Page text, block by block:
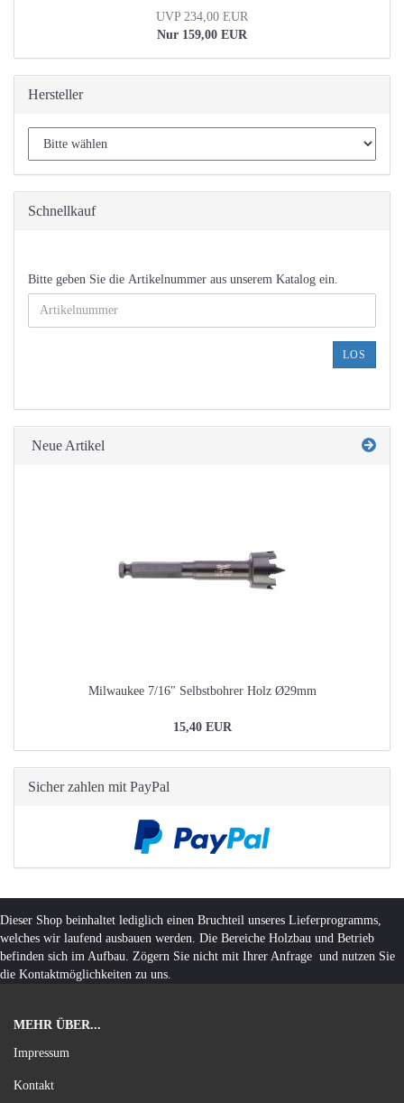
UVP 234,00 EUR
Nur 159,00 EUR
Hersteller
Schnellkauf
BITTE
GEBEN
SIE
EIN.
Bitte geben Sie die Artikelnummer aus unserem Katalog ein.
LOS
Neue Artikel
Milwaukee 7/16" Selbstbohrer Holz Ø29mm
15,40 EUR
Sicher zahlen mit PayPal
Dieser Shop beinhaltet lediglich einen Bruchteil unseres Lieferprogramms,
welches wir laufend ausbauen werden. Die Bereiche Holzbau und Betrieb
befinden sich im Aufbau. Zögern Sie nicht mit Ihrer Anfrage und nutzen Sie
die Kontaktmöglichkeiten zu uns.
MEHR ÜBER...
Impressum
Kontakt